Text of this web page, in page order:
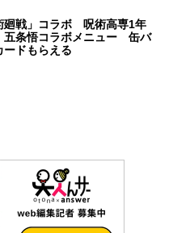
廻戦」コラボ 呪術高専1年
五条悟コラボメニュー 缶バ
ードもらえる